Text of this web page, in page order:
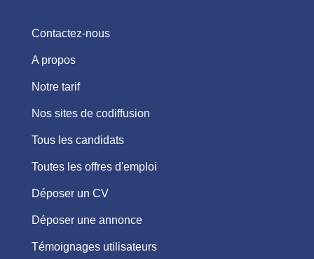
Contactez-nous
A propos
Notre tarif
Nos sites de codiffusion
Tous les candidats
Toutes les offres d'emploi
Déposer un CV
Déposer une annonce
Témoignages utilisateurs